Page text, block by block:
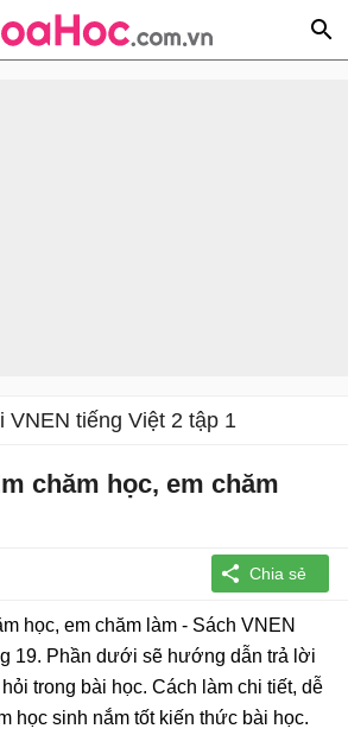
VNEN tiếng Việt 2 tập 1
chăm học, em chăm
học, em chăm làm - Sách VNEN
19. Phần dưới sẽ hướng dẫn trả lời
trong bài học. Cách làm chi tiết, dễ
học sinh nắm tốt kiến thức bài học.